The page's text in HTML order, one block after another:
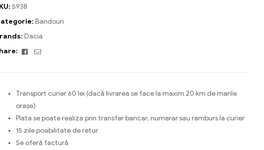
5938
Bandouri
Dacia
Facebook
Email
Transport curier 60 lei (dacă livrarea se face la maxim 20 km de marile
orașe)
Plata se poate realiza prin transfer bancar, numerar sau ramburs la curier
15 zile posibilitate de retur
Se oferă factură